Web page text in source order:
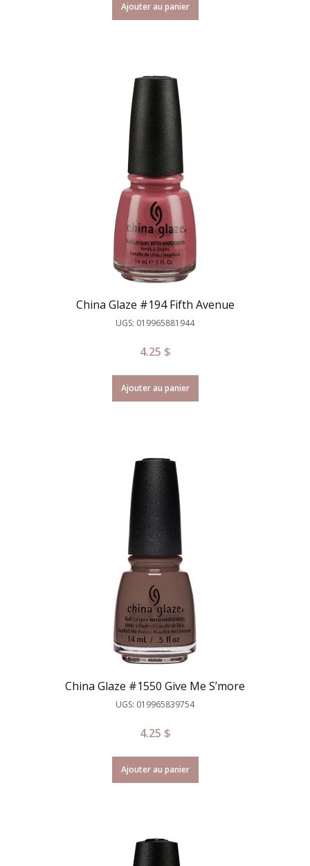
Ajouter au panier
China Glaze #194 Fifth Avenue
UGS: 019965881944
4.25 $
Ajouter au panier
China Glaze #1550 Give Me S’more
UGS: 019965839754
4.25 $
Ajouter au panier